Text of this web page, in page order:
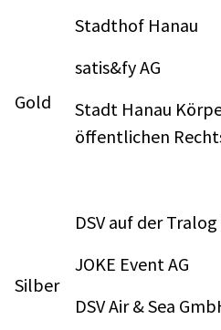
Gold
Stadthof Hanau
satis&fy AG
Stadt Hanau
öffentlichen
Silber
DSV auf der Tralog
JOKE Event AG
DSV Air & Sea